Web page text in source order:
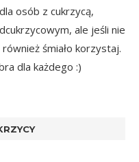
osób z cukrzycą,
ale jeśli nie
śmiało korzystaj.
dla każdego :)